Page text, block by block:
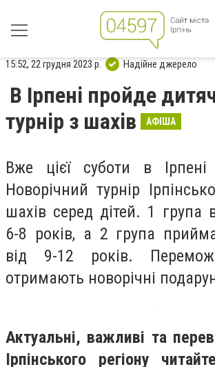
15:52, 22 грудня 2023 р. Надійне джерело
В Ірпені пройде
турнір з шахів
АФІША
Вже цієї суботи в Ірпені
Новорічний турнір
шахів серед дітей. 1 група
6-8 років, а 2 група
від 9-12 років.
отримають новорічні
Актуальні, важливі та
Ірпінського регіону